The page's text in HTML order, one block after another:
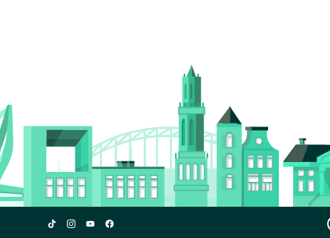
Studiekeuze123
Studiekeuze123
Studiekeuze123
Studiekeuze123